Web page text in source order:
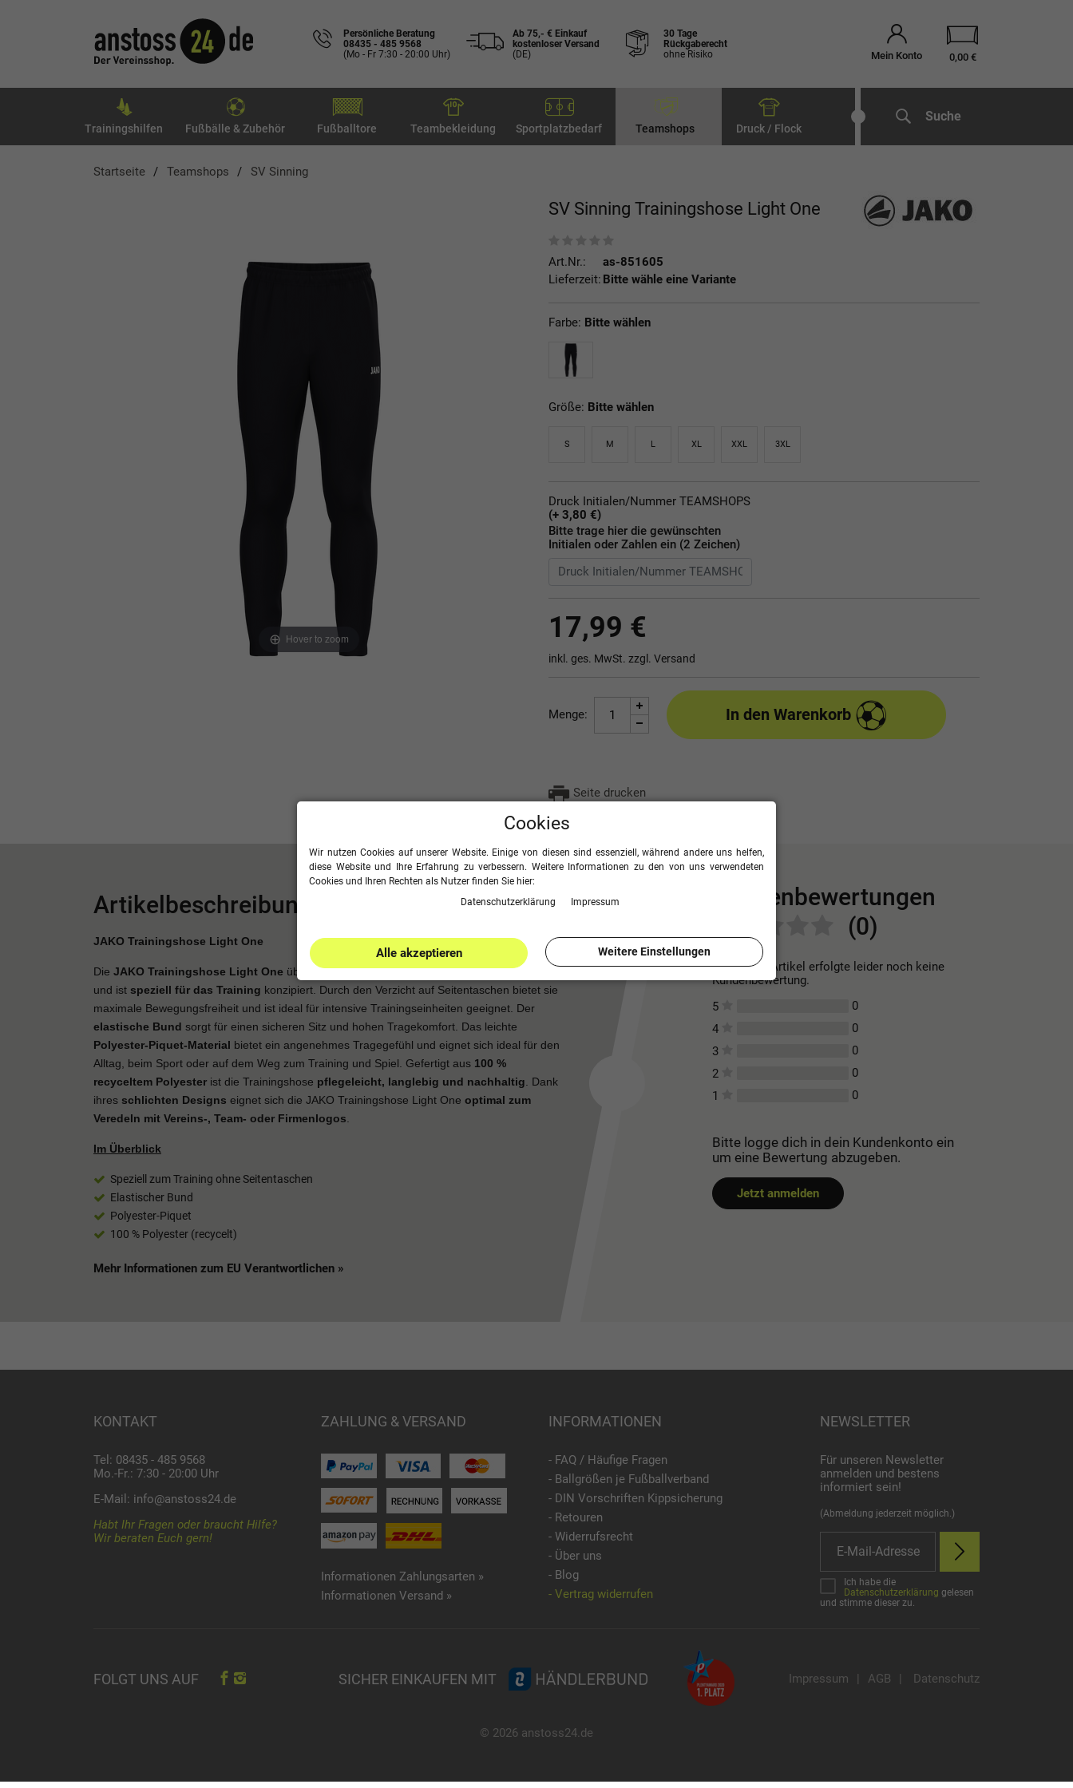
Persönliche Beratung
08435 - 485 9568
(Mo - Fr 7:30 - 20:00 Uhr)
Ab 75,- € Einkauf
kostenloser Versand
(DE)
30 Tage
Rückgaberecht
ohne Risiko
Mein Konto 0,00 €
Trainingshilfen Fußbälle & Zubehör Fußballtore Teambekleidung Sportplatzbedarf Teamshops Druck / Flock
Suche
Startseite Teamshops SV Sinning
Hover to zoom
SV Sinning Trainingshose Light One
Art.Nr.:
as-851605
Lieferzeit: Bitte wähle eine Variante
Farbe: Bitte wählen
Größe: Bitte wählen
S M L XL XXL 3XL
Druck Initialen/Nummer TEAMSHOPS
(+ 3,80 €)
Bitte trage hier die gewünschten
Initialen oder Zahlen ein (2 Zeichen)
17,99 €
inkl. ges. MwSt. zzgl. Versand
Menge: In den Warenkorb
Seite drucken
Artikelbeschreibung
JAKO Trainingshose Light One
Die JAKO Trainingshose Light One überzeugt durch ihrmodernes, sportliches Design
und ist speziell für das Training konzipiert. Durch den Verzicht auf Seitentaschen bietet sie
maximale Bewegungsfreiheit und ist ideal für intensive Trainingseinheiten geeignet. Der
elastische Bund sorgt für einen sicheren Sitz und hohen Tragekomfort. Das leichte
Polyester-Piquet-Material bietet ein angenehmes Tragegefühl und eignet sich ideal für den
Alltag, beim Sport oder auf dem Weg zum Training und Spiel. Gefertigt aus 100 %
recyceltem Polyester ist die Trainingshose pflegeleicht, langlebig und nachhaltig . Dank
ihres schlichten Designs eignet sich die JAKO Trainingshose Light One optimal zum
Veredeln mit Vereins-, Team- oder Firmenlogos
Im Überblick
Speziell zum Training ohne Seitentaschen
Elastischer Bund
Polyester-Piquet
100 % Polyester (recycelt)
Mehr Informationen zum EU Verantwortlichen »
Kundenbewertungen
(0)
Für diesen Artikel erfolgte leider noch keine
Kundenbewertung.
5
0
4
0
3
0
2
0
1
0
Bitte logge dich in dein Kundenkonto ein
um eine Bewertung abzugeben.
Jetzt anmelden
KONTAKT
Tel: 08435 - 485 9568
Mo.-Fr.: 7:30 - 20:00 Uhr
E-Mail: info@anstoss24.de
Habt Ihr Fragen oder braucht Hilfe?
Wir beraten Euch gern!
ZAHLUNG & VERSAND
Informationen Zahlungsarten »
Informationen Versand »
INFORMATIONEN
- FAQ / Häufige Fragen
- Ballgrößen je Fußballverband
- DIN Vorschriften Kippsicherung
- Retouren
- Widerrufsrecht
- Über uns
- Blog
- Vertrag widerrufen
NEWSLETTER
Für unseren Newsletter
anmelden und bestens
informiert sein!
(Abmeldung jederzeit möglich.)
Ich habe die
Datenschutzerklärung gelesen
und stimme dieser zu.
FOLGT UNS AUF SICHER EINKAUFEN MIT Impressum AGB Datenschutz
© 2026 anstoss24.de
Cookies
Wir nutzen Cookies auf unserer Website. Einige von diesen sind essenziell, während andere uns helfen,
diese Website und Ihre Erfahrung zu verbessern. Weitere Informationen zu den von uns verwendeten
Cookies und Ihren Rechten als Nutzer finden Sie hier:
Daten­schutz­erklärung
Impressum
Alle akzeptieren Weitere Einstellungen